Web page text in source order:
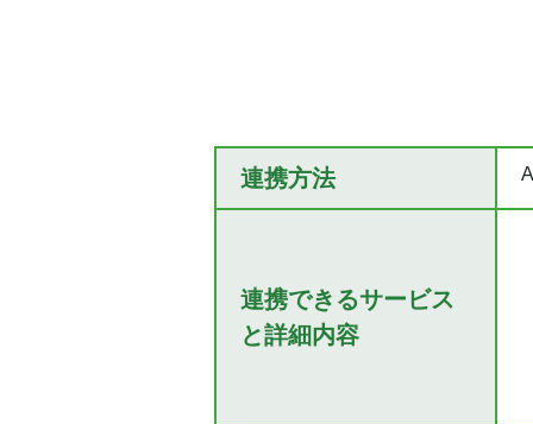
連携方法
連携できるサービス
と詳細内容